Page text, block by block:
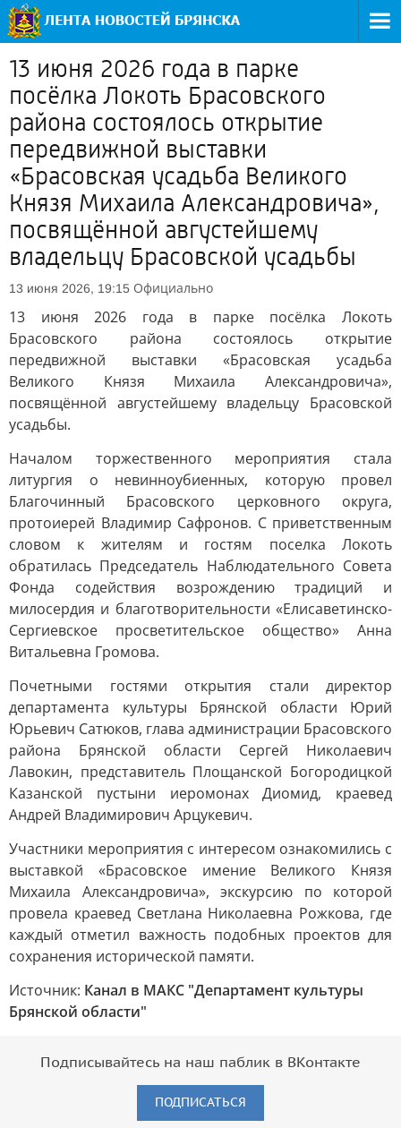
13 июня 2026 года в парке
посёлка Локоть Брасовского
района состоялось открытие
передвижной выставки
«Брасовская усадьба Великого
Князя Михаила Александровича»,
посвящённой августейшему
владельцу Брасовской усадьбы
13 июня 2026, 19:15 Официально
13 июня 2026 года в парке посёлка Локоть
Брасовского района состоялось открытие
передвижной выставки «Брасовская усадьба
Великого Князя Михаила Александровича»,
посвящённой августейшему владельцу Брасовской
усадьбы.
Началом торжественного мероприятия стала
литургия о невинноубиенных, которую провел
Благочинный Брасовского церковного округа,
протоиерей Владимир Сафронов. С приветственным
словом к жителям и гостям поселка Локоть
обратилась Председатель Наблюдательного Совета
Фонда содействия возрождению традиций и
милосердия и благотворительности «Елисаветинско-
Сергиевское просветительское общество» Анна
Витальевна Громова.
Почетными гостями открытия стали директор
департамента культуры Брянской области Юрий
Юрьевич Сатюков, глава администрации Брасовского
района Брянской области Сергей Николаевич
Лавокин, представитель Площанской Богородицкой
Казанской пустыни иеромонах Диомид, краевед
Андрей Владимирович Арцукевич.
Участники мероприятия с интересом ознакомились с
выставкой «Брасовское имение Великого Князя
Михаила Александровича», экскурсию по которой
провела краевед Светлана Николаевна Рожкова, где
каждый отметил важность подобных проектов для
сохранения исторической памяти.
Источник: Канал в МАКС "Департамент культуры
Брянской области"
Подписывайтесь на наш паблик в ВКонтакте
ПОДПИСАТЬСЯ